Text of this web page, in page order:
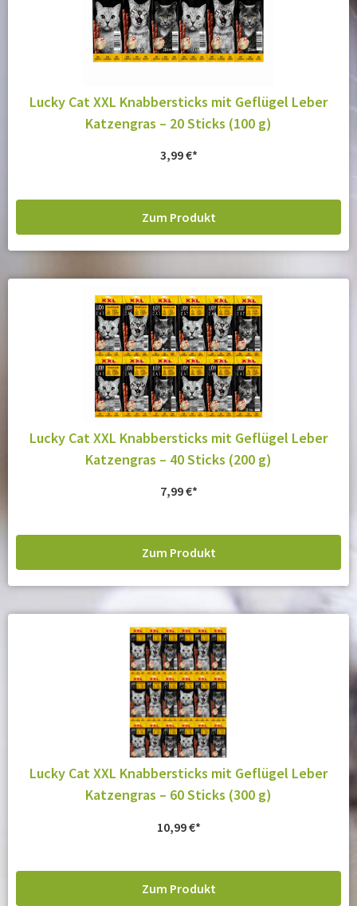
Lucky Cat XXL Knabbersticks mit Geflügel Leber
Katzengras – 20 Sticks (100 g)
3,99€
Zum Produkt
Lucky Cat XXL Knabbersticks mit Geflügel Leber
Katzengras – 40 Sticks (200 g)
7,99€
Zum Produkt
Lucky Cat XXL Knabbersticks mit Geflügel Leber
Katzengras – 60 Sticks (300 g)
10,99€
Zum Produkt